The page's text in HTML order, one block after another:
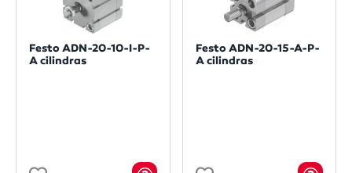
Festo ADN-20-10-I-P-
A cilindras
Festo ADN-20-15-A-P-
A cilindras